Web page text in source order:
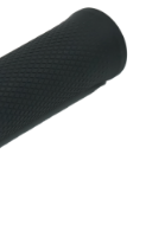
Wunschliste